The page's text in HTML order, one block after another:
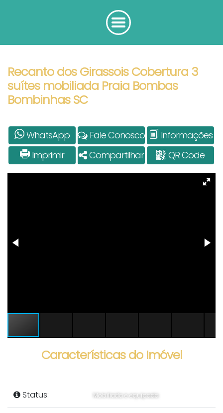
Recanto dos Girassois Cobertura 3
suítes mobiliada Praia Bombas
Bombinhas SC
WhatsApp Fale Conosco
Informações
Imprimir
Compartilhar QR Code
Características do Imóvel
Status: Mobiliada e equipada